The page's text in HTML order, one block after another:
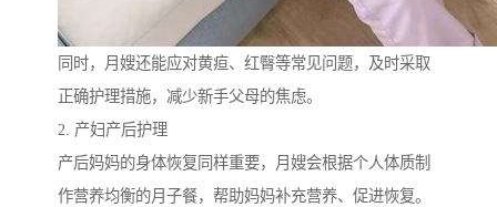
同时，月嫂还能应对黄疸、红臀等常见问题，及时采取
正确护理措施，减少新手父母的焦虑。
2. 产妇产后护理
产后妈妈的身体恢复同样重要，月嫂会根据个人体质制
作营养均衡的月子餐，帮助妈妈补充营养、促进恢复。